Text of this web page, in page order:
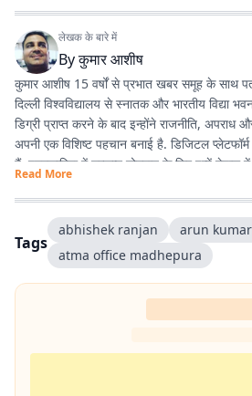
लेखक के बारे में
Byकुमार आशीष
कुमार आशीष 15 वर्षों से प्रभात खबर समूह के साथ
दिल्ली विश्वविद्यालय से स्नातक और भारतीय विद्या
डिग्री प्राप्त करने के बाद इन्होंने राजनीति, अपराध
अपनी एक विशिष्ट पहचान बनाई है. डिजिटल
हैं. पत्रकारिता में उत्कृष्ट योगदान के लिए इन्हें नेपाल में
पत्रकारिता सम्मान' से नवाजा जा चुका है.
Read More
Tags
abhishek ranjan
arun
atma office madhepura